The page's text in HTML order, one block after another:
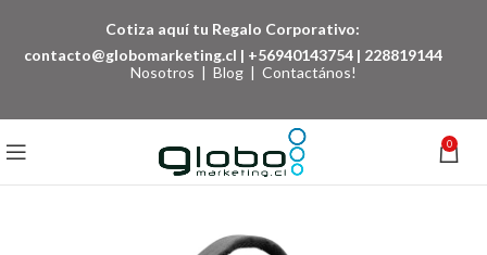
Cotiza aquí tu Regalo Corporativo:
contacto@globomarketing.cl | +56940143754 | 228819144
Nosotros | Blog | Contactános!
0